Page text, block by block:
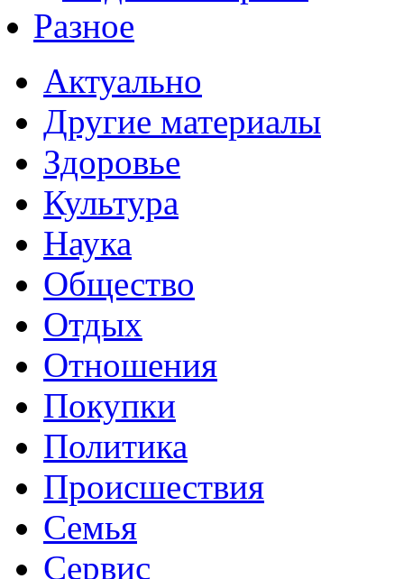
Разное
Актуально
Другие материалы
Здоровье
Культура
Наука
Общество
Отдых
Отношения
Покупки
Политика
Происшествия
Семья
Сервис